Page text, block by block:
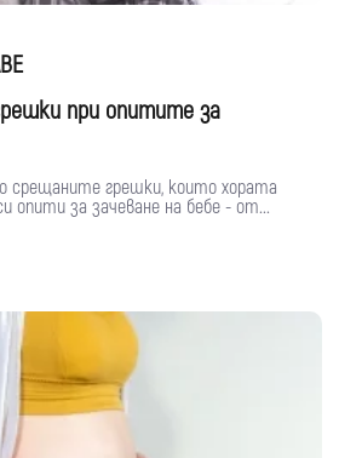
при опитите за
срещаните грешки, които хората
опити за зачеване на бебе - от...